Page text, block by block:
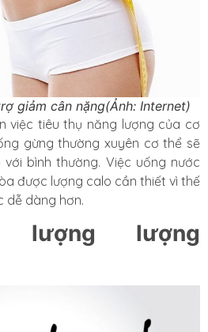
giảm cân nặng(Ảnh: Internet)
việc tiêu thụ năng lượng của cơ
gừng thường xuyên cơ thể sẽ
bình thường. Việc uống nước
được lượng calo cần thiết vì thế
dễ dàng hơn.
lượng lượng